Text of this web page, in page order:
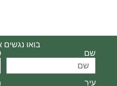
בואו
שם
עיר